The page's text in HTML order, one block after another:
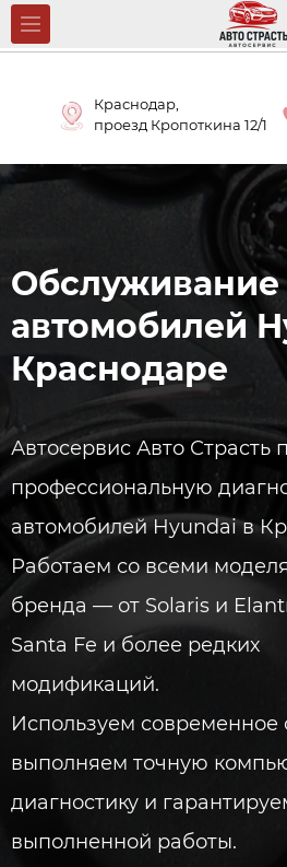
Краснодар,
проезд Кропоткина 12/1
автомобилей
Краснодаре
​Автосервис Авто Страсть
профессиональную
автомобилей Hyundai в
Работаем со всеми
бренда — от Solaris и
Santa Fe и более редких
модификаций.
Используем современное
выполняем точную
диагностику и
выполненной работы.